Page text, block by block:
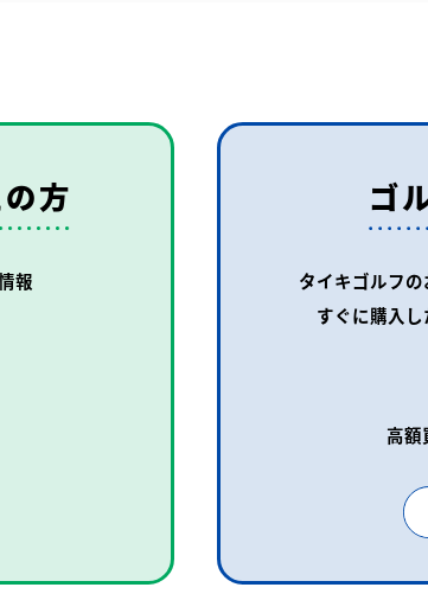
方
報
ゴ
タイキゴルフ
すぐに購入
高額